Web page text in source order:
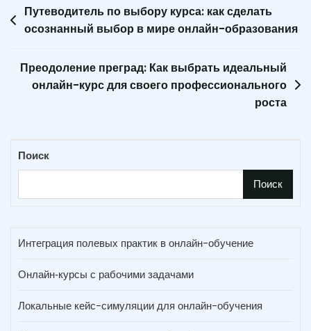
Навигация
по
Путеводитель по выбору курса: как сделать
осознанный выбор в мире онлайн-образования
Преодоление преград: Как выбрать идеальный
онлайн-курс для своего профессионального
роста
Поиск
Поиск
Интеграция полевых практик в онлайн-обучение
Онлайн‑курсы с рабочими задачами
Локальные кейс-симуляции для онлайн-обучения